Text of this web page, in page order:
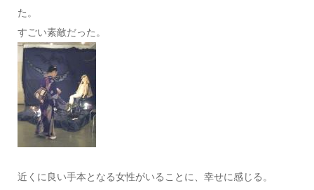
た。
すごい素敵だった。
近くに良い手本となる女性がいることに、幸せに感じる。